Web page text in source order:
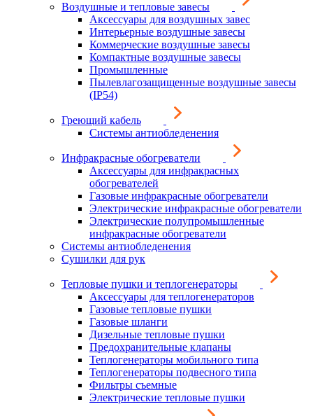
Воздушные и тепловые завесы
Аксессуары для воздушных завес
Интерьерные воздушные завесы
Коммерческие воздушные завесы
Компактные воздушные завесы
Промышленные
Пылевлагозащищенные воздушные завесы
(IP54)
Греющий кабель
Системы антиобледенения
Инфракрасные обогреватели
Аксессуары для инфракрасных
обогревателей
Газовые инфракрасные обогреватели
Электрические инфракрасные обогреватели
Электрические полупромышленные
инфракрасные обогреватели
Системы антиобледенения
Сушилки для рук
Тепловые пушки и теплогенераторы
Аксессуары для теплогенераторов
Газовые тепловые пушки
Газовые шланги
Дизельные тепловые пушки
Предохранительные клапаны
Теплогенераторы мобильного типа
Теплогенераторы подвесного типа
Фильтры съемные
Электрические тепловые пушки